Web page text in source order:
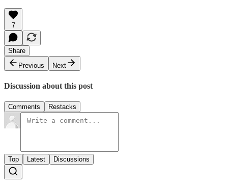
7
Share
Previous
Next
Discussion about this post
Comments Restacks
Top Latest Discussions